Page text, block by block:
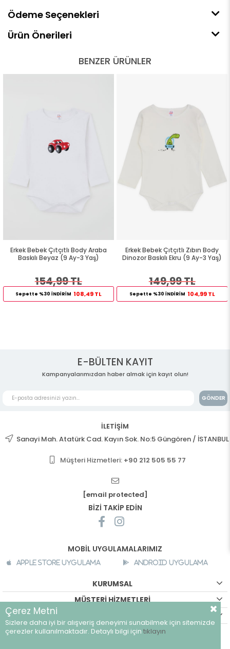
Ödeme Seçenekleri
Ürün Önerileri
BENZER ÜRÜNLER
Erkek Bebek Çıtçıtlı Body Araba
Baskılı Beyaz (9 Ay-3 Yaş)
154,99 TL
Sepette %30 İNDİRİM 108,49 TL
Erkek Bebek Çıtçıtlı Zıbın Body
Dinozor Baskılı Ekru (9 Ay-3 Yaş)
149,99 TL
Sepette %30 İNDİRİM 104,99 TL
E-BÜLTEN KAYIT
Kampanyalarımızdan haber almak için kayıt olun!
GÖNDER
İLETİŞİM
Sanayi Mah. Atatürk Cad. Kayın Sok. No:5 Güngören / İSTANBUL
Müşteri Hizmetleri: +90 212 505 55 77
[email protected]
BİZİ TAKİP EDİN
MOBİL UYGULAMALARIMIZ
Apple Store Uygulama Android Uygulama
KURUMSAL
MÜŞTERİ HİZMETLERİ
©breeze.com.tr - Tüm hakları saklıdır.
Çerez Metni
Sizlere daha iyi bir alışveriş deneyimi sunabilmek için sitemizde
çerezler kullanılmaktadır. Detaylı bilgi için tıklayın